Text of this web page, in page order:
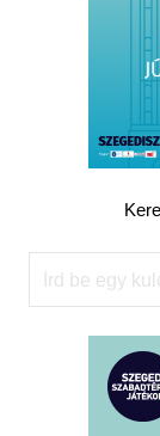
Keresés